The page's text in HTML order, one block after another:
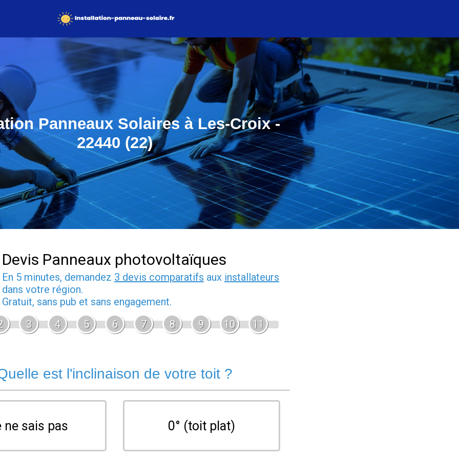
Panneaux Solaires à Les-Croix -
22440 (22)
Devis Panneaux photovoltaïques
En 5 minutes, demandez 3 devis comparatifs aux installateurs
dans votre région.
Gratuit, sans pub et sans engagement.
3 4 5 6 7 8 9 10 11
est l'inclinaison de votre toit ?
ne sais pas 0° (toit plat)